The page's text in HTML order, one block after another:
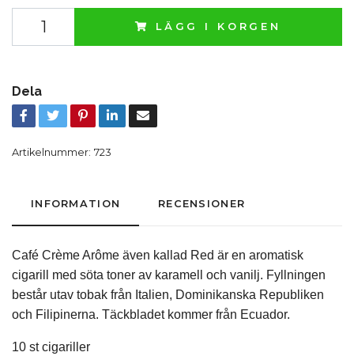
LÄGG I KORGEN
Dela
Artikelnummer: 723
INFORMATION RECENSIONER
Café Crème Arôme även kallad Red är en aromatisk
cigarill med söta toner av karamell och vanilj. Fyllningen
består utav tobak från Italien, Dominikanska Republiken
och Filipinerna. Täckbladet kommer från Ecuador.
10 st cigariller